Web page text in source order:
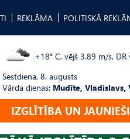
REKLĀMA POLITISKĀ
+18° C, vējš 3.89 m/s, DR
Sestdiena, 8. augusts
Vārda dienas: Mudīte, Vladislavs,
IZGLĪTĪBA UN JAUNIEŠI